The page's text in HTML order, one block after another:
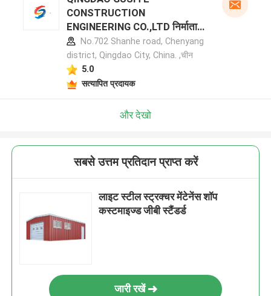
CONSTRUCTION
ENGINEERING CO.,LTD निर्माता
प्रोफ़ाइलNo.702 Shanhe road, Chenyang
district, Qingdao City, China. ,चीन
5.0
सत्यापित प्रदायक
और देखो
सबसे उत्तम प्रतिदान प्राप्त करें
लाइट स्टील स्ट्रक्चर मेंटेनेंस शॉप
कस्टमाइज्ड जीबी स्टैंडर्ड
जारी रखें